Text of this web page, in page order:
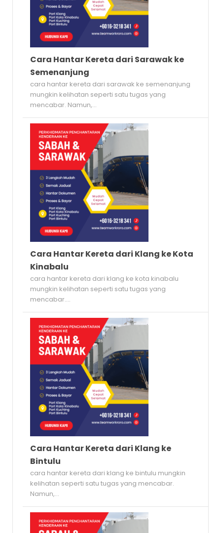
Cara Hantar Kereta dari Sarawak ke
Semenanjung
cara hantar kereta dari sarawak ke semenanjung
mungkin kelihatan seperti satu tugas yang
mencabar. Namun,...
Cara Hantar Kereta dari Klang ke Kota
Kinabalu
cara hantar kereta dari klang ke kota kinabalu
mungkin kelihatan seperti satu tugas yang
mencabar....
Cara Hantar Kereta dari Klang ke
Bintulu
cara hantar kereta dari klang ke bintulu mungkin
kelihatan seperti satu tugas yang mencabar.
Namun,...